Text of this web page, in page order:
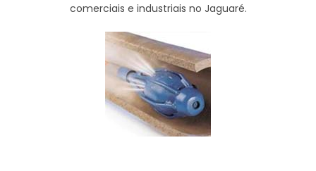
comerciais e industriais no Jaguaré.